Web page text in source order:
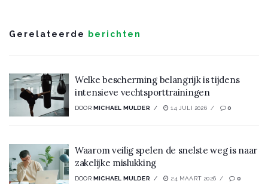
Gerelateerde berichten
Welke bescherming belangrijk is tijdens
intensieve vechtsporttrainingen
DOOR MICHAEL MULDER 14 JULI 2026 0
Waarom veilig spelen de snelste weg is naar
zakelijke mislukking
DOOR MICHAEL MULDER 24 MAART 2026 0